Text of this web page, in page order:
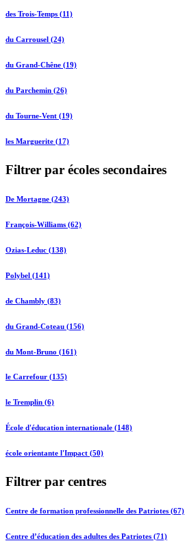
des Trois-Temps (11)
du Carrousel (24)
du Grand-Chêne (19)
du Parchemin (26)
du Tourne-Vent (19)
les Marguerite (17)
Filtrer par écoles secondaires
De Mortagne (243)
François-Williams (62)
Ozias-Leduc (138)
Polybel (141)
de Chambly (83)
du Grand-Coteau (156)
du Mont-Bruno (161)
le Carrefour (135)
le Tremplin (6)
École d'éducation internationale (148)
école orientante l'Impact (50)
Filtrer par centres
Centre de formation professionnelle des Patriotes (67)
Centre d’éducation des adultes des Patriotes (71)